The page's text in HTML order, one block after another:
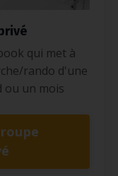
qui met à
rando d'une
ou un mois